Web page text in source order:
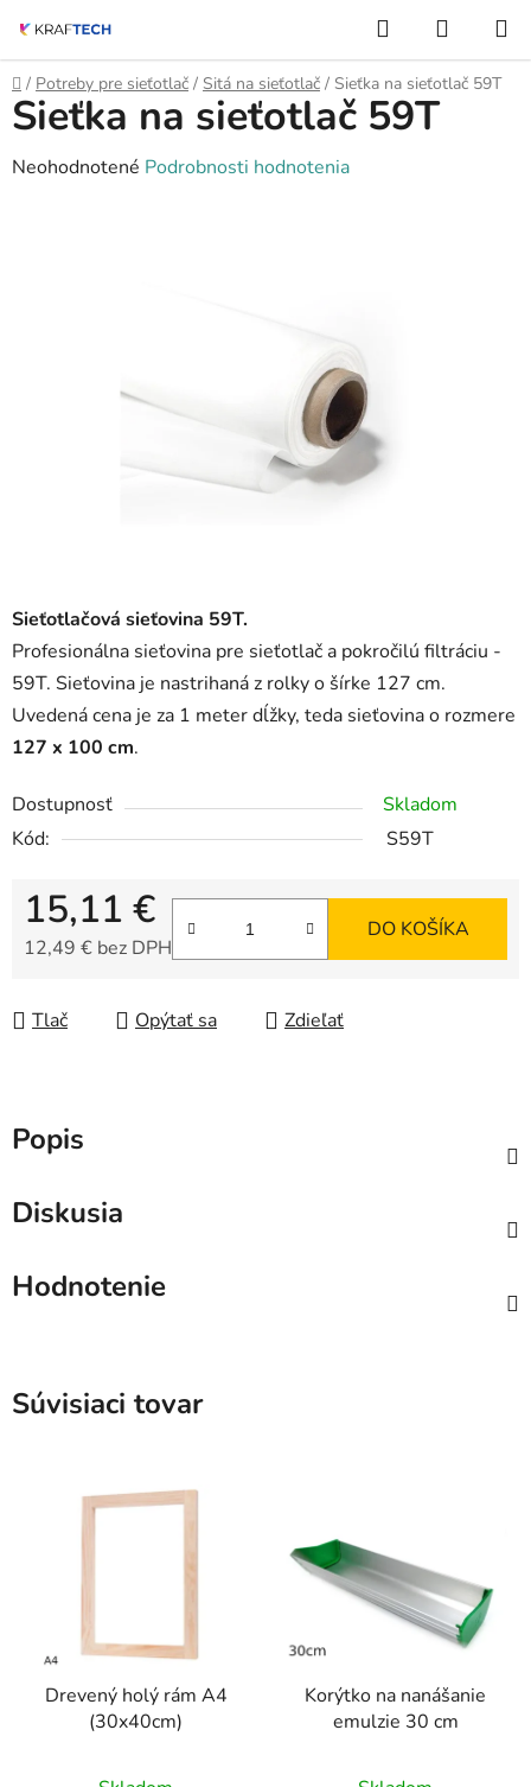
obsah
Hľadať
KOŠÍK
Domov
/ Potreby pre sieťotlač / Sitá na sieťotlač / Sieťka na sieťotlač 59T
Sieťotlačová sieťovina 59T.
Profesionálna sieťovina pre sieťotlač a pokročilú filtráciu -
59T. Sieťovina je nastrihaná z rolky o šírke 127 cm.
Uvedená cena je za 1 meter dĺžky, teda sieťovina o rozmere
127 x 100 cm.
Dostupnosť
Skladom
Kód:
S59T
15,11 €
12,49 € bez DPH
DO KOŠÍKA
Tlač Opýtať sa Zdieľať
Sieťka na sieťotlač 59T
Priemerné
Neohodnotené Podrobnosti hodnotenia
Popis
Diskusia
Hodnotenie
Súvisiaci tovar
Drevený holý rám A4
(30x40cm)
Korýtko na nanášanie
emulzie 30 cm